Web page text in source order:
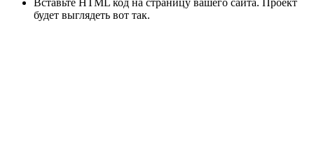
будет выглядеть вот так.